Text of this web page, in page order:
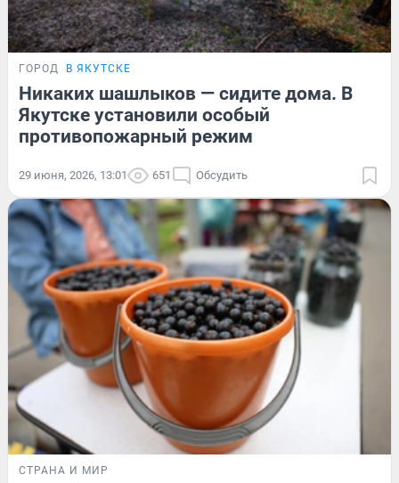
ГОРОД В ЯКУТСКЕ
Никаких шашлыков — сидите дома. В
Якутске установили особый
противопожарный режим
29 июня, 2026, 13:01 651 Обсудить
СТРАНА И МИР